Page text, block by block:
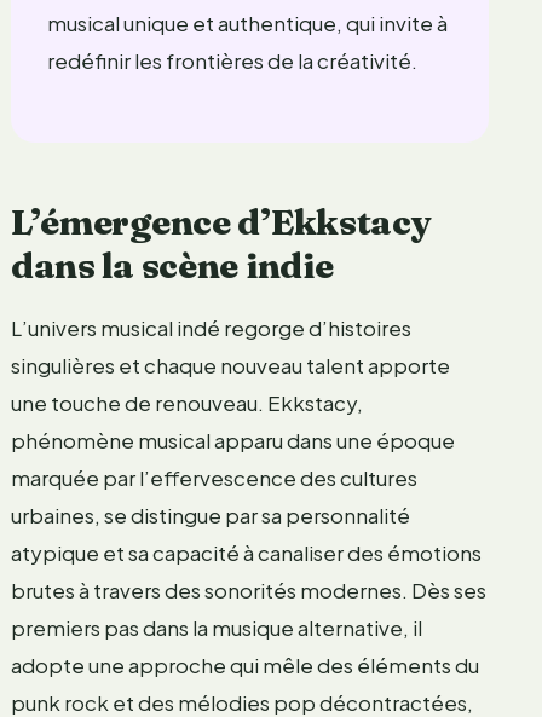
musical unique et authentique, qui invite à
redéfinir les frontières de la créativité.
L’émergence d’Ekkstacy
dans la scène indie
L’univers musical indé regorge d’histoires
singulières et chaque nouveau talent apporte
une touche de renouveau. Ekkstacy,
phénomène musical apparu dans une époque
marquée par l’effervescence des cultures
urbaines, se distingue par sa personnalité
atypique et sa capacité à canaliser des émotions
brutes à travers des sonorités modernes. Dès ses
premiers pas dans la musique alternative, il
adopte une approche qui mêle des éléments du
punk rock et des mélodies pop décontractées,